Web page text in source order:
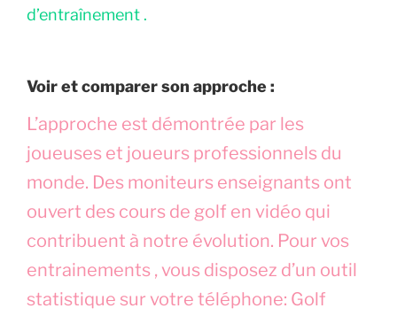
d’entraînement .
Voir et comparer son approche :
L’approche est démontrée par les
joueuses et joueurs professionnels du
monde. Des moniteurs enseignants ont
ouvert des cours de golf en vidéo qui
contribuent à notre évolution. Pour vos
entrainements , vous disposez d’un outil
statistique sur votre téléphone: Golf